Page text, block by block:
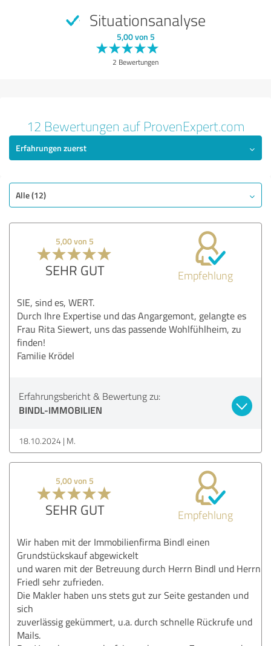
Situationsanalyse
5,00 von 5
2 Bewertungen
12 Bewertungen auf ProvenExpert.com
Erfahrungen zuerst
Alle (12)
5,00 von 5
SEHR GUT Empfehlung
SIE, sind es, WERT.
Durch Ihre Expertise und das Angargemont, gelangte es
Frau Rita Siewert, uns das passende Wohlfühlheim, zu
finden!
Familie Krödel
Erfahrungsbericht & Bewertung zu:
BINDL-IMMOBILIEN
18.10.2024 M.
5,00 von 5
SEHR GUT Empfehlung
Wir haben mit der Immobilienfirma Bindl einen
Grundstückskauf abgewickelt
und waren mit der Betreuung durch Herrn Bindl und Herrn
Friedl sehr zufrieden.
Die Makler haben uns stets gut zur Seite gestanden und
sich
zuverlässig gekümmert, u.a. durch schnelle Rückrufe und
Mails.